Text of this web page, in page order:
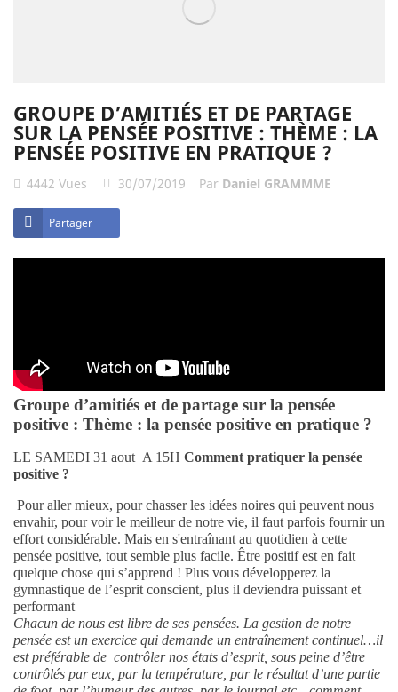
GROUPE D’AMITIÉS ET DE PARTAGE
SUR LA PENSÉE POSITIVE : THÈME : LA
PENSÉE POSITIVE EN PRATIQUE ?
4442 Vues 30/07/2019 Par Daniel GRAMMME
Partager
Groupe d’amitiés et de partage sur la pensée
positive : Thème : la pensée positive en pratique ?
LE SAMEDI 31 aout A 15H Comment pratiquer la pensée
positive ?
Pour aller mieux, pour chasser les idées noires qui peuvent nous
envahir, pour voir le meilleur de notre vie, il faut parfois fournir un
effort considérable. Mais en s'entraînant au quotidien à cette
pensée positive, tout semble plus facile. Être positif est en fait
quelque chose qui s’apprend ! Plus vous développerez la
gymnastique de l’esprit conscient, plus il deviendra puissant et
performant
Chacun de nous est libre de ses pensées. La gestion de notre
pensée est un exercice qui demande un entraînement continuel…il
est préférable de contrôler nos états d’esprit, sous peine d’être
contrôlés par eux, par la température, par le résultat d’une partie